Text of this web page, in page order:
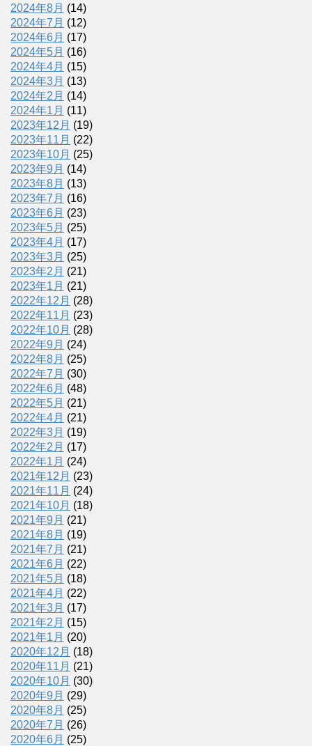
2024年8月 (14)
2024年7月 (12)
2024年6月 (17)
2024年5月 (16)
2024年4月 (15)
2024年3月 (13)
2024年2月 (14)
2024年1月 (11)
2023年12月 (19)
2023年11月 (22)
2023年10月 (25)
2023年9月 (14)
2023年8月 (13)
2023年7月 (16)
2023年6月 (23)
2023年5月 (25)
2023年4月 (17)
2023年3月 (25)
2023年2月 (21)
2023年1月 (21)
2022年12月 (28)
2022年11月 (23)
2022年10月 (28)
2022年9月 (24)
2022年8月 (25)
2022年7月 (30)
2022年6月 (48)
2022年5月 (21)
2022年4月 (21)
2022年3月 (19)
2022年2月 (17)
2022年1月 (24)
2021年12月 (23)
2021年11月 (24)
2021年10月 (18)
2021年9月 (21)
2021年8月 (19)
2021年7月 (21)
2021年6月 (22)
2021年5月 (18)
2021年4月 (22)
2021年3月 (17)
2021年2月 (15)
2021年1月 (20)
2020年12月 (18)
2020年11月 (21)
2020年10月 (30)
2020年9月 (29)
2020年8月 (25)
2020年7月 (26)
2020年6月 (25)